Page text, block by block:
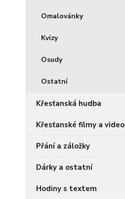
Omalovánky
Kvízy
Osudy
Ostatní
Křesťanská hudba
Křesťanské filmy a video
Přání a záložky
Dárky a ostatní
Hodiny s textem